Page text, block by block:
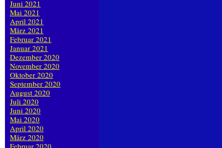
Juni 2021
Mai 2021
April 2021
März 2021
Februar 2021
Januar 2021
Dezember 2020
November 2020
Oktober 2020
September 2020
August 2020
Juli 2020
Juni 2020
Mai 2020
April 2020
März 2020
Februar 2020